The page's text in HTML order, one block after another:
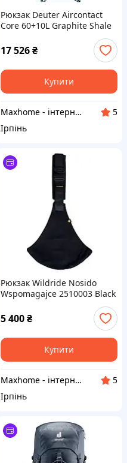
Рюкзак Deuter Aircontact
Core 60+10L Graphite Shale
17 526₴
Купити
Maxhome - інтернет магазин
5
Ірпінь
Рюкзак Wildride Nosido
Wspomagajce 2510003 Black
5 400₴
Купити
Maxhome - інтернет магазин
5
Ірпінь